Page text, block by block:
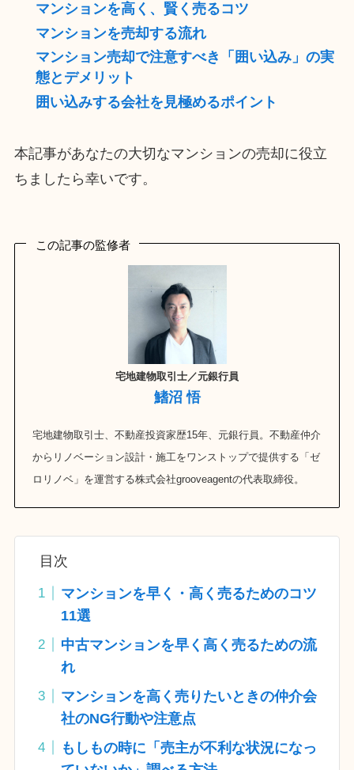
マンションを高く、賢く売るコツ
マンションを売却する流れ
マンション売却で注意すべき「囲い込み」の実
態とデメリット
囲い込みする会社を見極めるポイント
本記事があなたの大切なマンションの売却に役立
ちましたら幸いです。
この記事の監修者
宅地建物取引士／元銀行員
鰭沼 悟
宅地建物取引士、不動産投資家歴15年、元銀行員。不動産仲介
からリノベーション設計・施工をワンストップで提供する「ゼ
ロリノベ」を運営する株式会社grooveagentの代表取締役。
目次
マンションを早く・高く売るためのコツ
11選
中古マンションを早く高く売るための流
れ
マンションを高く売りたいときの仲介会
社のNG行動や注意点
もしもの時に「売主が不利な状況になっ